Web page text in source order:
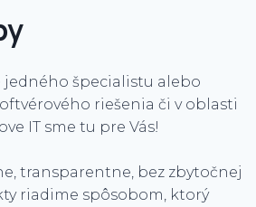
jedného špecialistu alebo
riešenia či v oblasti
IT sme tu pre Vás!
transparentne, bez zbytočnej
riadime spôsobom, ktorý